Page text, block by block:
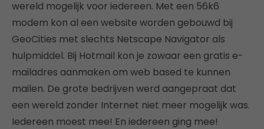
wereld mogelijk voor iedereen. Met een 56k6
modem kon al een website worden gebouwd bij
GeoCities met slechts Netscape Navigator als
hulpmiddel. Bij Hotmail kon je zowaar een gratis e-
mailadres aanmaken om web based te kunnen
mailen. De grote bedrijven werd aangepraat dat
een wereld zonder Internet niet meer mogelijk was.
Iedereen moest mee! En iedereen ging mee!